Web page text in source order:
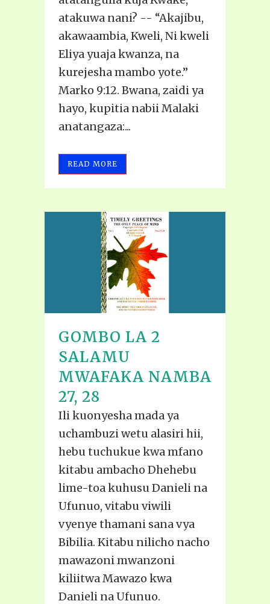
atakuwa nani? -- “Akajibu,
akawaambia, Kweli, Ni kweli
Eliya yuaja kwanza, na
kurejesha mambo yote.”
Marko 9:12. Bwana, zaidi ya
hayo, kupitia nabii Malaki
anatangaza:...
READ MORE
GOMBO LA 2
SALAMU
MWAFAKA NAMBA
27, 28
Ili kuonyesha mada ya
uchambuzi wetu alasiri hii,
hebu tuchukue kwa mfano
kitabu ambacho Dhehebu
lime-toa kuhusu Danieli na
Ufunuo, vitabu viwili
vyenye thamani sana vya
Bibilia. Kitabu nilicho nacho
mawazoni mwanzoni
kiliitwa Mawazo kwa
Danieli na Ufunuo.